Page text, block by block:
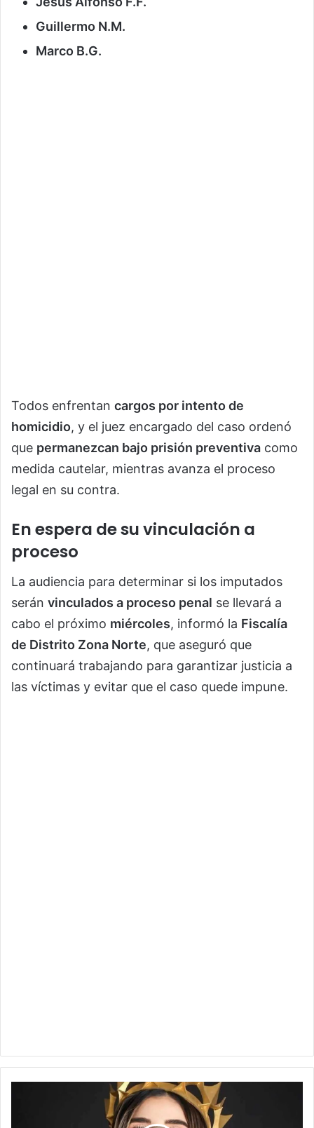
Guillermo N.M.
Marco B.G.
Todos enfrentan cargos por intento de
homicidio, y el juez encargado del caso ordenó
que permanezcan bajo prisión preventiva como
medida cautelar, mientras avanza el proceso
legal en su contra.
En espera de su vinculación a
proceso
La audiencia para determinar si los imputados
serán vinculados a proceso penal se llevará a
cabo el próximo miércoles, informó la Fiscalía
de Distrito Zona Norte, que aseguró que
continuará trabajando para garantizar justicia a
las víctimas y evitar que el caso quede impune.